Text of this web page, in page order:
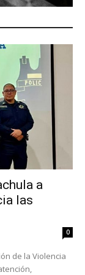
a
las
0
de la Violencia